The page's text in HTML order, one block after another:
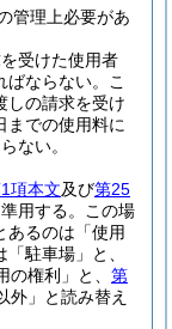
管理上必要があ
受けた使用者
ならない。
こ
しの請求を受け
までの使用料に
ない。
項本文及び第25
用する。
この場
あるのは「使用
駐車場」と、
権利」と、 第
外」と読み替え